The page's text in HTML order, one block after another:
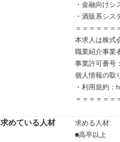
・金融向けシ
・酒販系シ
＝＝＝＝＝＝
本求人は株式
職業紹介事業
事業許可番号
個人情報の取
・利用規約
＝＝＝＝＝＝
求めている人材
求める人材:
■高卒以上